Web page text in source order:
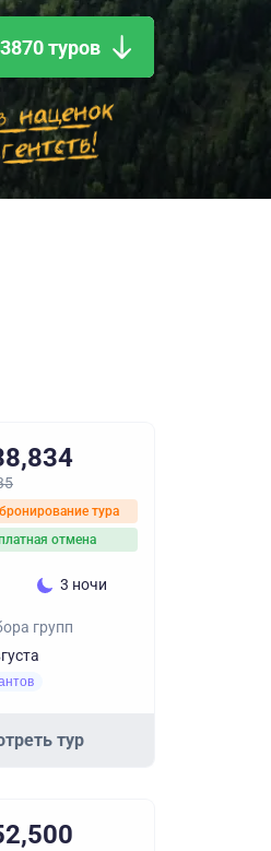
туров
тура
отмена
3 ночи
групп
тур